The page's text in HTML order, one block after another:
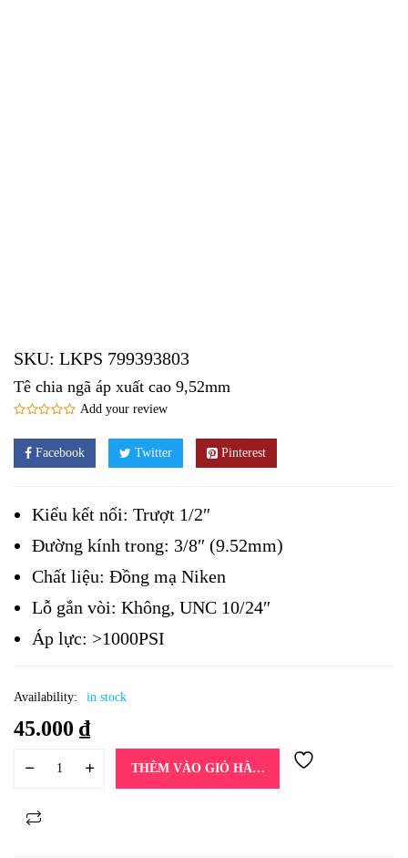
SKU: LKPS 799393803
Tê chia ngã áp xuất cao 9,52mm
Add your review
Facebook Twitter Pinterest
Kiểu kết nối: Trượt 1/2″
Đường kính trong: 3/8″ (9.52mm)
Chất liệu: Đồng mạ Niken
Lỗ gắn vòi: Không, UNC 10/24″
Áp lực: >1000PSI
Availability: in stock
45.000 ₫
THÊM VÀO GIỎ HÀNG